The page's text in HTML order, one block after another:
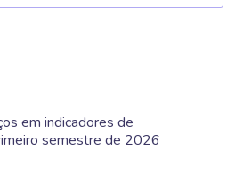
em indicadores de
semestre de 2026